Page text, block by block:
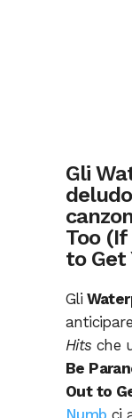
Gli
Too
to Get
Gli
Hits che
Be
Out to
Numb ci